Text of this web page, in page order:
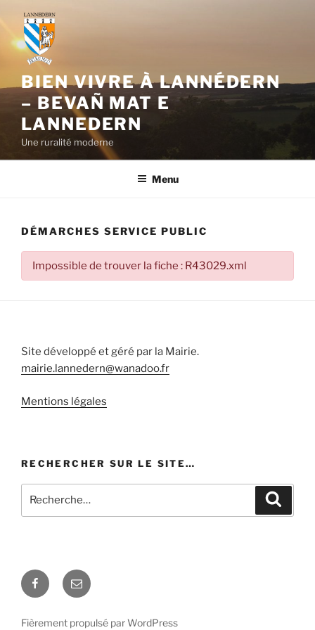
contenu
principal
BIEN VIVRE À LANNÉDERN
– BEVAÑ MAT E
LANNEDERN
Une ruralité moderne
Menu
DÉMARCHES SERVICE PUBLIC
Impossible de trouver la fiche : R43029.xml
Site développé et géré par la Mairie.
mairie.lannedern@wanadoo.fr
Mentions légales
RECHERCHER SUR LE SITE…
pour
Facebook
E-
mail
Fièrement propulsé par WordPress